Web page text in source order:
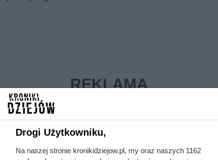
Drogi Użytkowniku,
Na naszej stronie kronikidziejow.pl, my oraz naszych 1162